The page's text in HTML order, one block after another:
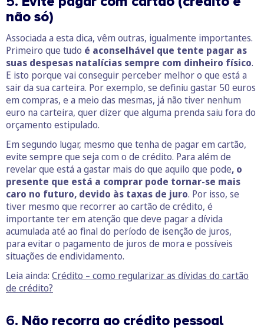
não só)
Associada a esta dica, vêm outras, igualmente importantes.
Primeiro que tudo é aconselhável que tente pagar as
suas despesas natalícias sempre com dinheiro físico.
E isto porque vai conseguir perceber melhor o que está a
sair da sua carteira. Por exemplo, se definiu gastar 50 euros
em compras, e a meio das mesmas, já não tiver nenhum
euro na carteira, quer dizer que alguma prenda saiu fora do
orçamento estipulado.
Em segundo lugar, mesmo que tenha de pagar em cartão,
evite sempre que seja com o de crédito. Para além de
revelar que está a gastar mais do que aquilo que pode, o
presente que está a comprar pode tornar-se mais
caro no futuro, devido às taxas de juro. Por isso, se
tiver mesmo que recorrer ao cartão de crédito, é
importante ter em atenção que deve pagar a dívida
acumulada até ao final do período de isenção de juros,
para evitar o pagamento de juros de mora e possíveis
situações de endividamento.
Leia ainda: Crédito – como regularizar as dívidas do cartão
de crédito?
6. Não recorra ao crédito pessoal